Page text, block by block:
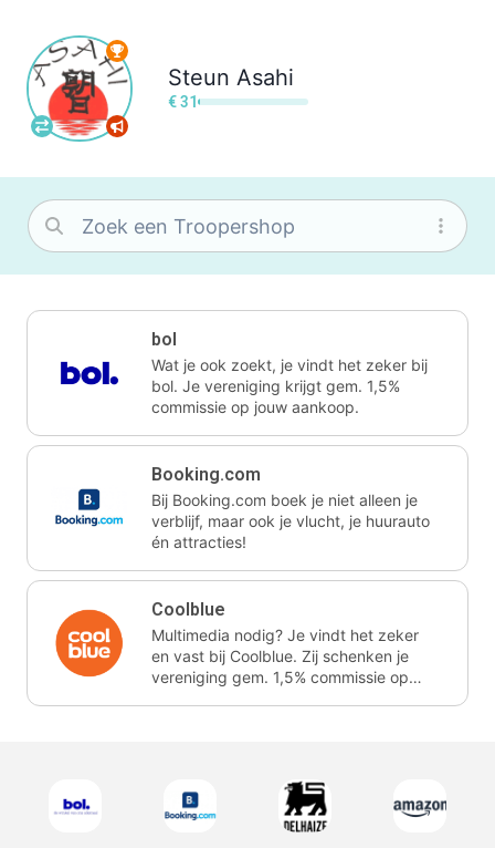
Steun Asahi
€ 31
bol
Wat je ook zoekt, je vindt het zeker bij
bol. Je vereniging krijgt gem. 1,5%
commissie op jouw aankoop.
Booking.com
Bij Booking.com boek je niet alleen je
verblijf, maar ook je vlucht, je huurauto
én attracties!
Coolblue
Multimedia nodig? Je vindt het zeker
en vast bij Coolblue. Zij schenken je
vereniging gem. 1,5% commissie op